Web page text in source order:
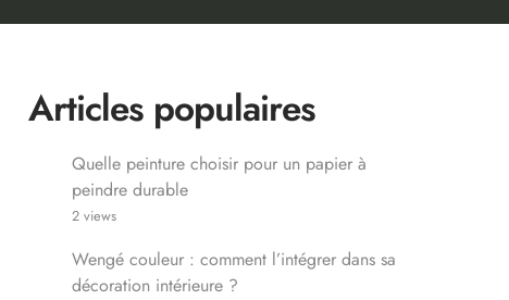
Articles populaires
Quelle peinture choisir pour un papier à
peindre durable
2 views
Wengé couleur : comment l’intégrer dans sa
décoration intérieure ?